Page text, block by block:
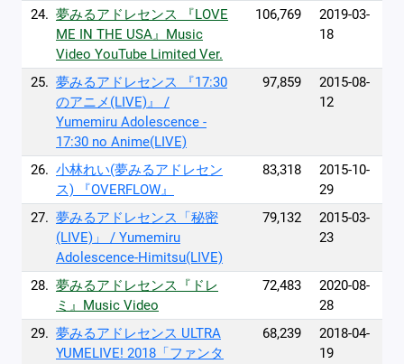
24. 夢みるアドレセンス 『LOVE
ME IN THE USA』Music
Video YouTube Limited Ver.
106,769
2019-03-
18
25. 夢みるアドレセンス 『17:30
のアニメ(LIVE)』 /
Yumemiru Adolescence -
17:30 no Anime(LIVE)
97,859
2015-08-
12
26. 小林れい(夢みるアドレセン
ス) 『OVERFLOW』
83,318
2015-10-
29
27. 夢みるアドレセンス「秘密
(LIVE)」 / Yumemiru
Adolescence-Himitsu(LIVE)
79,132
2015-03-
23
28. 夢みるアドレセンス『ドレ
ミ』Music Video
72,483
2020-08-
28
29. 夢みるアドレセンス ULTRA
YUMELIVE! 2018「ファンタ
68,239
2018-04-
19